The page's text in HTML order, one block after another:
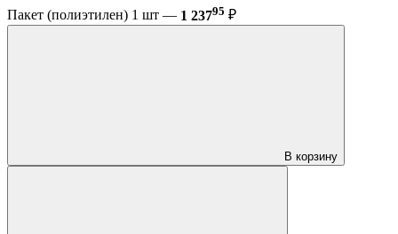
Пакет (полиэтилен) 1 шт — 1 23795 ₽
В корзину